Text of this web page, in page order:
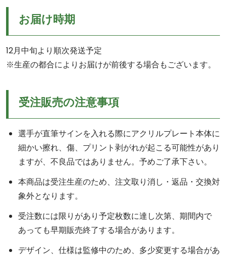
お届け時期
12月中旬より順次発送予定
※生産の都合によりお届けが前後する場合もございます。
受注販売の注意事項
選手が直筆サインを入れる際にアクリルプレート本体に
細かい擦れ、傷、プリント剥がれが起こる可能性があり
ますが、不良品ではありません。予めご了承下さい。
本商品は受注生産のため、注文取り消し・返品・交換対
象外となります。
受注数には限りがあり予定枚数に達し次第、期間内で
あっても早期販売終了する場合があります。
デザイン、仕様は監修中のため、多少変更する場合があ